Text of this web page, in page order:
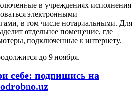
в учреждениях исполнения
электронными
в том числе нотариальными. Для
отдельное помещение, где
подключенные к интернету.
до 9 ноября.
себе: подпишись на